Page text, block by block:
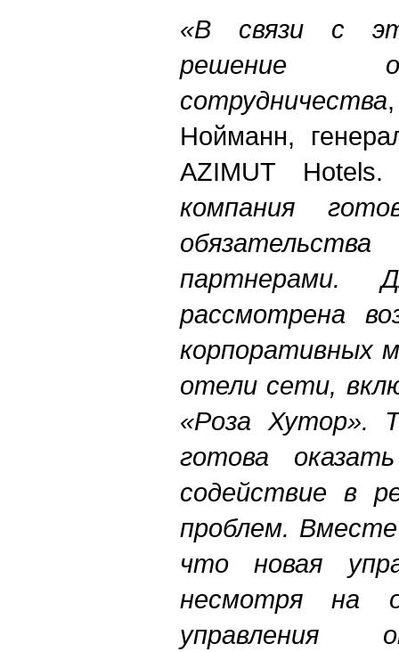
«В связи с
решение о
сотрудничества
Нойманн,
AZIMUT
компания
партнерами.
рассмотрена
корпоративных
отели сети,
«Роза Хутор».
готова
содействие в
проблем.
что новая
несмотря на
управления